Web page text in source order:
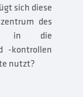
sich diese
des
in die
-kontrollen
nutzt?